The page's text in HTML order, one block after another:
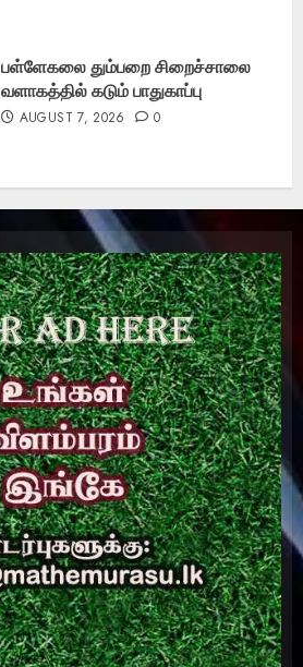
பள்ளேகலை தும்பறை சிறைச்சாலை
வளாகத்தில் கடும் பாதுகாப்பு
AUGUST 7, 2026 0